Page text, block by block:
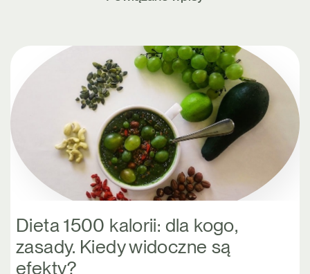
Dieta 1500 kalorii: dla kogo,
zasady. Kiedy widoczne są
efekty?